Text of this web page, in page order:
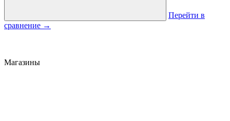
Перейти в
сравнение →
Магазины